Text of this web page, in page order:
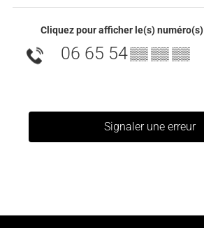
Cliquez pour afficher le(s) numéro(s)
06 65 54▒▒ ▒▒ ▒▒
Signaler une erreur